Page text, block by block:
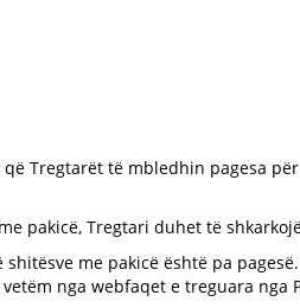
Tregtarët të mbledhin pagesa
pakicë, Tregtari duhet të
me pakicë është pa
nga webfaqet e treguara nga